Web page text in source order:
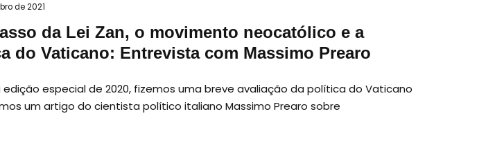
de 2021
da Lei Zan, o movimento neocatólico e a
do Vaticano: Entrevista com Massimo Prearo
edição especial de 2020, fizemos uma breve avaliação da política do Vaticano
um artigo do cientista político italiano Massimo Prearo sobre